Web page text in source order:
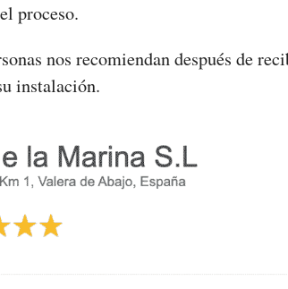
proceso.
nos recomiendan después de
instalación.